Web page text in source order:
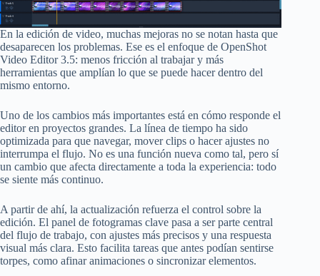
En la edición de video, muchas mejoras no se notan hasta que
desaparecen los problemas. Ese es el enfoque de OpenShot
Video Editor 3.5: menos fricción al trabajar y más
herramientas que amplían lo que se puede hacer dentro del
mismo entorno.
Uno de los cambios más importantes está en cómo responde el
editor en proyectos grandes. La línea de tiempo ha sido
optimizada para que navegar, mover clips o hacer ajustes no
interrumpa el flujo. No es una función nueva como tal, pero sí
un cambio que afecta directamente a toda la experiencia: todo
se siente más continuo.
A partir de ahí, la actualización refuerza el control sobre la
edición. El panel de fotogramas clave pasa a ser parte central
del flujo de trabajo, con ajustes más precisos y una respuesta
visual más clara. Esto facilita tareas que antes podían sentirse
torpes, como afinar animaciones o sincronizar elementos.